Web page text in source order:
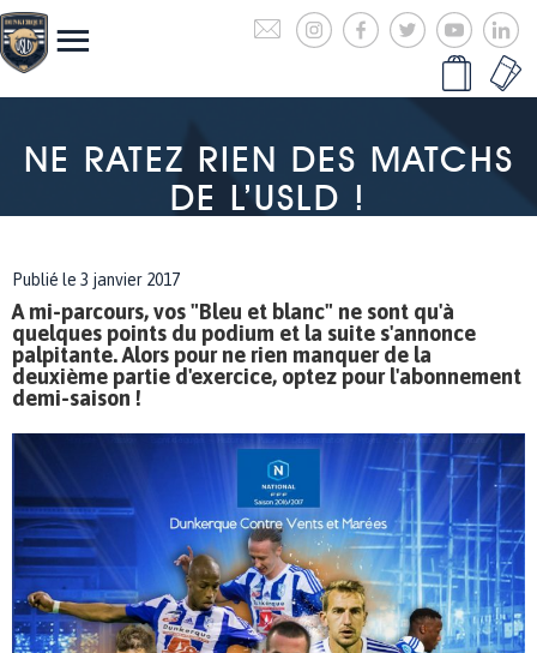
NE RATEZ RIEN DES MATCHS
DE L’USLD !
Publié le 3 janvier 2017
A mi-parcours, vos "Bleu et blanc" ne sont qu'à
quelques points du podium et la suite s'annonce
palpitante. Alors pour ne rien manquer de la
deuxième partie d'exercice, optez pour l'abonnement
demi-saison !